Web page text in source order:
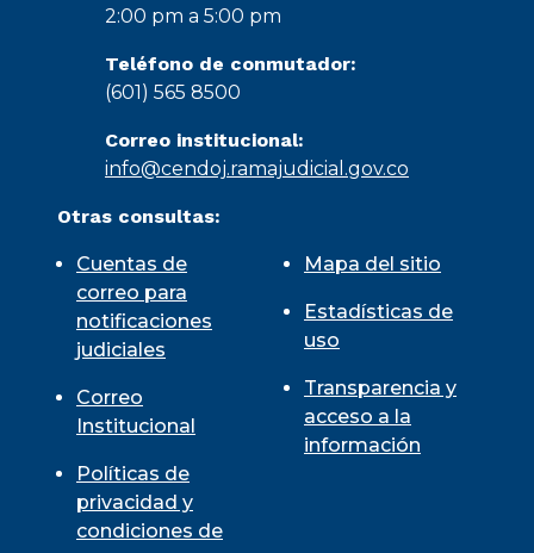
2:00 pm a 5:00 pm
Teléfono de conmutador:
(601) 565 8500
Correo institucional:
info@cendoj.ramajudicial.gov.co
Otras consultas:
Cuentas de
correo para
notificaciones
judiciales
Correo
Institucional
Políticas de
privacidad y
condiciones de
Mapa del sitio
Estadísticas de
uso
Transparencia y
acceso a la
información